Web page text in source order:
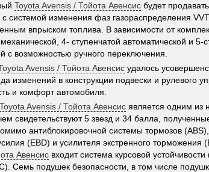
Toyota Avensis / Тойота Авенсис будет
с системой изменения фаз газораспределения
впрыском топлива. В зависимости от
4- ступенчатой автоматической и 5-
с возможностью ручного переключения.
Avensis / Тойота Авенсис удалось
изменений в конструкции подвески и рулевого
и комфорт автомобиля.
Toyota Avensis / Тойота Авенсис является одним из
свидетельствуют 5 звезд и 34 балла,
антиблокировочной системы тормозов
(EBD) и усилителя экстренного торможения
Авенсис входит система курсовой
Семь подушек безопасности, в том числе